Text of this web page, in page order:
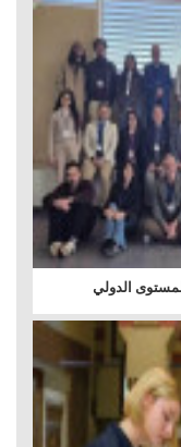
الدولي